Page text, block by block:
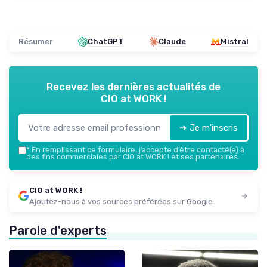
Résumer ChatGPT Claude Mistral
Recevez les dernières actualités de
CIO at WORK !
➔ Je m'inscris
* En remplissant ce formulaire, j’accepte d’être contacté(e) à
des fins commerciales par CIO at WORK ! et ses partenaires.
CIO at WORK !
Ajoutez-nous à vos sources préférées sur Google
Parole d'experts